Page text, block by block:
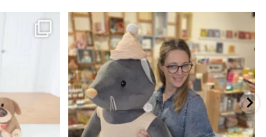
כשפתחתי את החנות חלמתי ליצור מקום שהייתי
שמחה
39 16